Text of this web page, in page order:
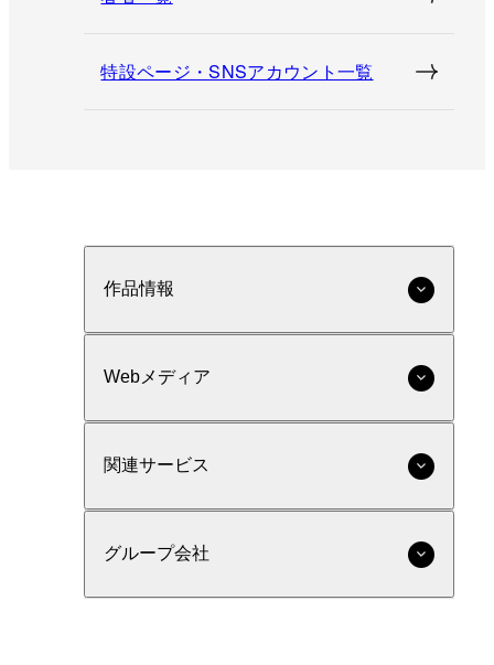
特設ページ・SNSアカウント一覧
作品情報
Webメディア
関連サービス
グループ会社